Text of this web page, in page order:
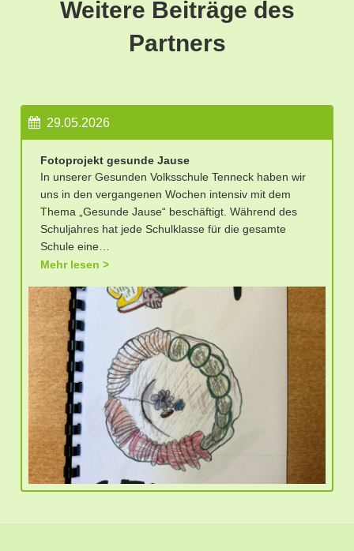
Weitere Beiträge des
Partners
29.05.2026
Fotoprojekt gesunde Jause
In unserer Gesunden Volksschule Tenneck haben wir
uns in den vergangenen Wochen intensiv mit dem
Thema „Gesunde Jause“ beschäftigt. Während des
Schuljahres hat jede Schulklasse für die gesamte
Schule eine…
Mehr lesen